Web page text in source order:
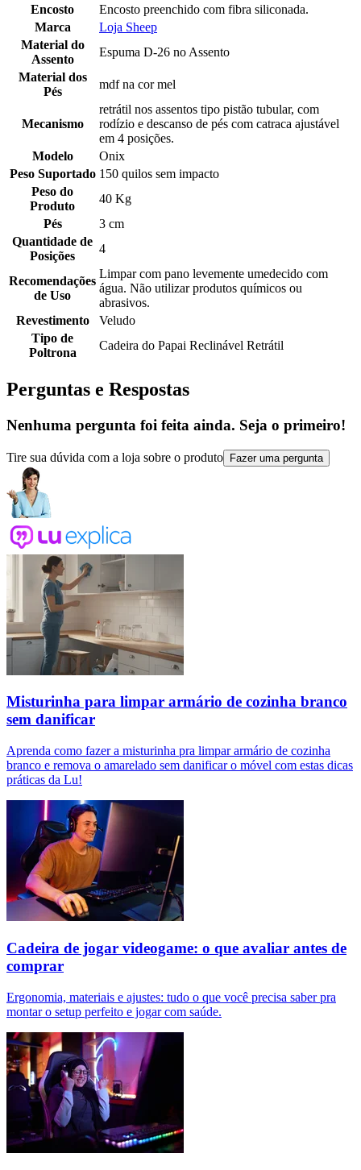
Encosto
Encosto preenchido com fibra siliconada.
Marca
Loja Sheep
Material do
Assento
Espuma D-26 no Assento
Material dos
Pés
mdf na cor mel
Mecanismo
retrátil nos assentos tipo pistão tubular, com
rodízio e descanso de pés com catraca ajustável
em 4 posições.
Modelo
Onix
Peso Suportado 150 quilos sem impacto
Peso do
Produto
40 Kg
Pés
3 cm
Quantidade de
Posições
4
Recomendações
de Uso
Limpar com pano levemente umedecido com
água. Não utilizar produtos químicos ou
abrasivos.
Revestimento
Veludo
Tipo de
Poltrona
Cadeira do Papai Reclinável Retrátil
Perguntas e Respostas
Nenhuma pergunta foi feita ainda. Seja o primeiro!
Tire sua dúvida com a loja sobre o produto Fazer uma pergunta
Misturinha para limpar armário de cozinha branco
sem danificar
Aprenda como fazer a misturinha pra limpar armário de cozinha
branco e remova o amarelado sem danificar o móvel com estas dicas
práticas da Lu!
Cadeira de jogar videogame: o que avaliar antes de
comprar
Ergonomia, materiais e ajustes: tudo o que você precisa saber pra
montar o setup perfeito e jogar com saúde.